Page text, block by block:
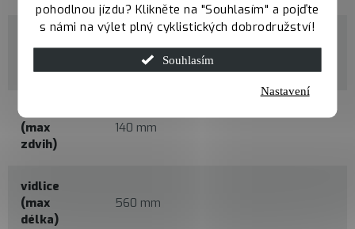
pohodlnou jízdu? Klikněte na "Souhlasím" a pojďte
s námi na výlet plný cyklistických dobrodružství!
Souhlasím
Nastavení
maximální
šířka
pláště
2,5"
(max
zdvih)
140 mm
vidlice
(max
délka)
560 mm